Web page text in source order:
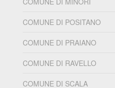
COMUNE DI POSITANO
COMUNE DI PRAIANO
COMUNE DI RAVELLO
COMUNE DI SCALA